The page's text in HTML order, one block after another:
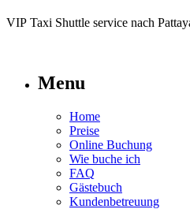
VIP Taxi Shuttle service nach
Menu
Home
Preise
Online Buchung
Wie buche ich
FAQ
Gästebuch
Kundenbetreuung